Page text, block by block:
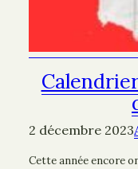
2 décembre 2023
Cette année encore